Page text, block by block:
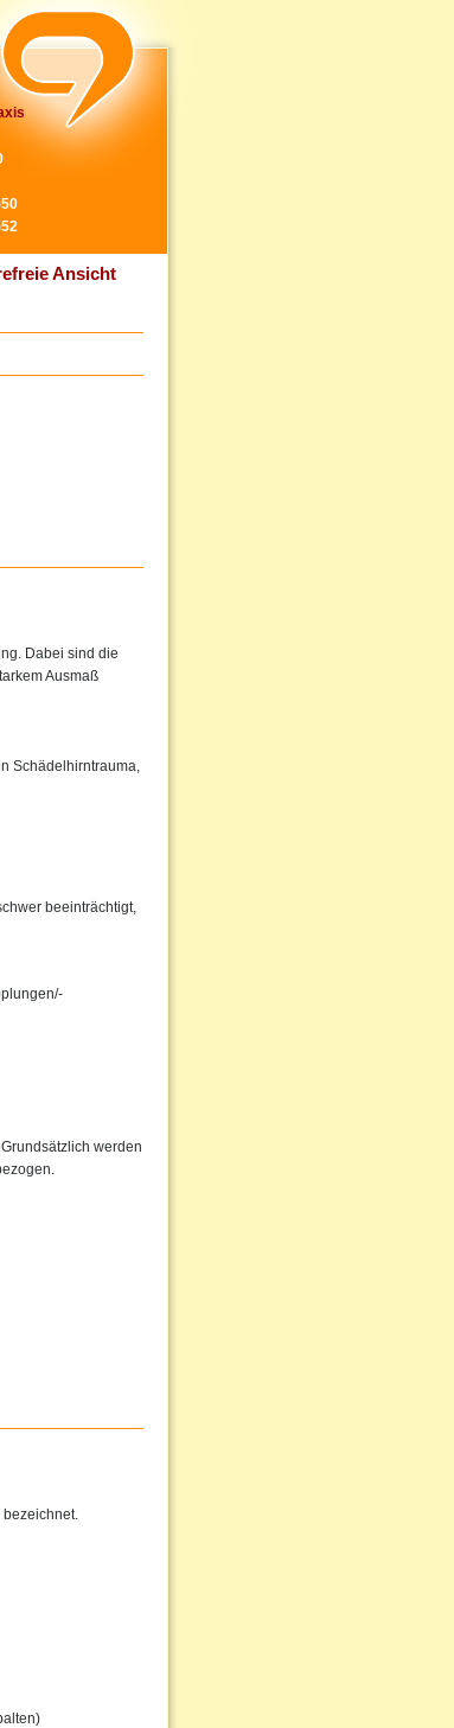
Ansicht
Dabei sind die
Ausmaß
Schädelhirntrauma,
beeinträchtigt,
werden